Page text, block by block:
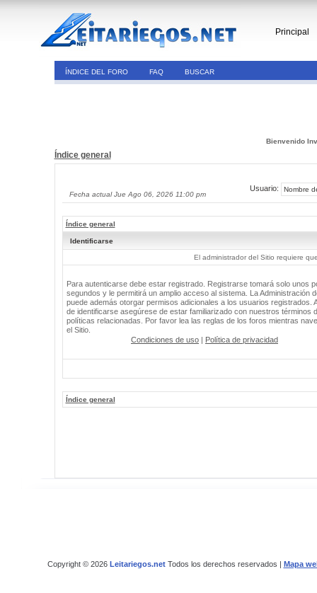
Principal
ÍNDICE DEL FORO FAQ BUSCAR
Bienvenido
Índice general
Fecha actual Jue Ago 06, 2026 11:00 pm
Usuario:
Índice general
Identificarse
El administrador del Sitio requiere
Para autenticarse debe estar registrado. Registrarse tomará solo unos
segundos y le permitirá un amplio acceso al sistema. La Administración
puede además otorgar permisos adicionales a los usuarios registrados.
de identificarse asegúrese de estar familiarizado con nuestros términos
políticas relacionadas. Por favor lea las reglas de los foros mientras
el Sitio.
Condiciones de uso | Política de privacidad
Índice general
Copyright © 2026 Leitariegos.netTodos los derechos reservados | Mapa